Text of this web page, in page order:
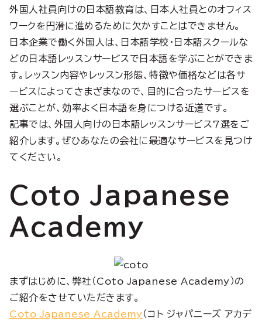
外国人社員向けの日本語教育は、日本人社員とのオフィス
ワークを円滑に進めるために欠かすことはできません。
日本企業で働く外国人は、日本語学校・日本語スクールな
どの日本語レッスンサービスで日本語を学ぶことができま
す。レッスン内容やレッスン形態、特徴や価格などは各サ
ービスによってさまざまなので、目的に合ったサービスを
選ぶことが、効率よく日本語を身につける近道です。
記事では、外国人向けの日本語レッスンサービス7選をご
紹介します。ぜひあなたの会社に最適なサービスを見つけ
てください。
Coto Japanese
Academy
まずはじめに、弊社（Coto Japanese Academy）の
ご紹介をさせていただきます。
Coto Japanese Academy（コト ジャパニーズ アカデ